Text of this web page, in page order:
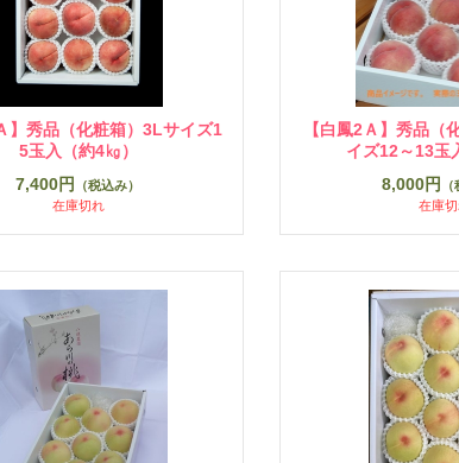
】秀品（化粧箱）3Lサイズ1
5玉入（約4㎏）
7,400円
（税込み）
在庫切れ
【白鳳2Ａ】秀品（
イズ12～13玉
8,000円
在庫